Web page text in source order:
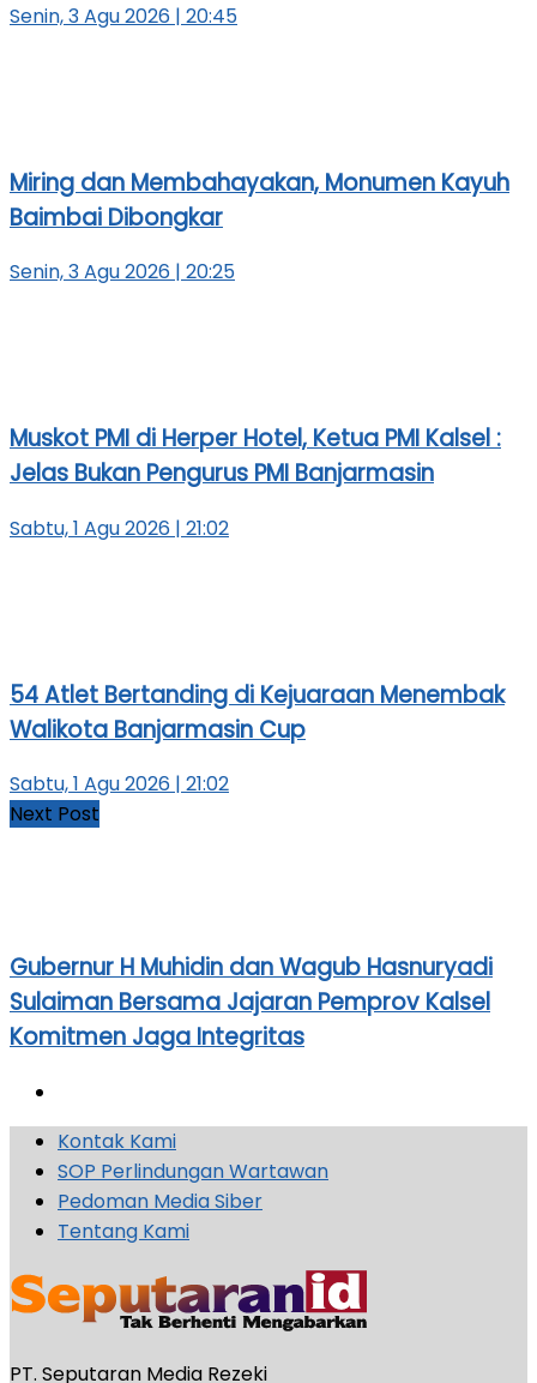
Senin, 3 Agu 2026 | 20:45
Miring dan Membahayakan, Monumen Kayuh
Baimbai Dibongkar
Senin, 3 Agu 2026 | 20:25
Muskot PMI di Herper Hotel, Ketua PMI Kalsel :
Jelas Bukan Pengurus PMI Banjarmasin
Sabtu, 1 Agu 2026 | 21:02
54 Atlet Bertanding di Kejuaraan Menembak
Walikota Banjarmasin Cup
Sabtu, 1 Agu 2026 | 21:02
Next Post
Gubernur H Muhidin dan Wagub Hasnuryadi
Sulaiman Bersama Jajaran Pemprov Kalsel
Komitmen Jaga Integritas
Kontak Kami
SOP Perlindungan Wartawan
Pedoman Media Siber
Tentang Kami
PT. Seputaran Media Rezeki